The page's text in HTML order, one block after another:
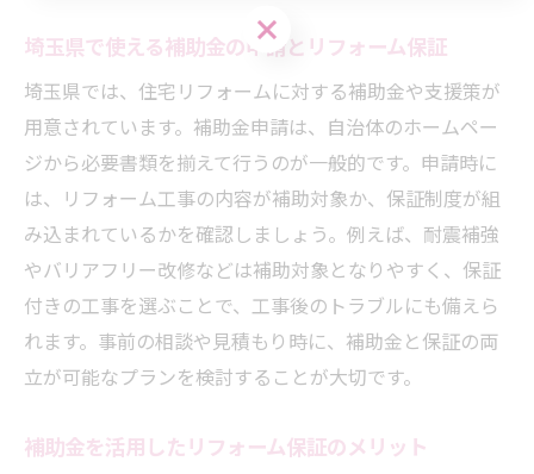
埼玉県で使える補助金の申請とリフォーム保証
埼玉県では、住宅リフォームに対する補助金や支援策が
用意されています。補助金申請は、自治体のホームペー
ジから必要書類を揃えて行うのが一般的です。申請時に
は、リフォーム工事の内容が補助対象か、保証制度が組
み込まれているかを確認しましょう。例えば、耐震補強
やバリアフリー改修などは補助対象となりやすく、保証
付きの工事を選ぶことで、工事後のトラブルにも備えら
れます。事前の相談や見積もり時に、補助金と保証の両
立が可能なプランを検討することが大切です。
補助金を活用したリフォーム保証のメリット
お問い合わせはこちら